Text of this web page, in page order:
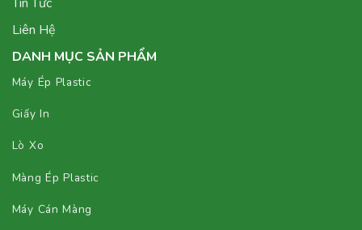
Tin Tức
Liên Hệ
DANH MỤC SẢN PHẨM
Máy Ép Plastic
Giấy In
Lò Xo
Màng Ép Plastic
Máy Cán Màng